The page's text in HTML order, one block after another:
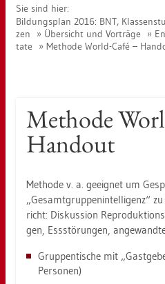
Sie sind hier:
Bil­dungs­plan 2016: BNT,
zen
Über­sicht und Vor­trä­ge
ta­te
Me­tho­de World-Café –
Me­tho­de
Han­dout
Me­tho­de v. a. ge­eig­net um
„Ge­samt­grup­pen­in­tel­li­genz“
richt: Dis­kus­si­on
gen, Ess­stö­run­gen,
Grup­pen­ti­sche mit
Per­so­nen)